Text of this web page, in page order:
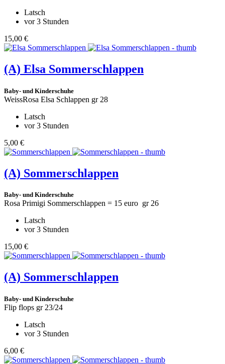
Latsch
vor 3 Stunden
15,00 €
(A) Elsa Sommerschlappen
Baby- und Kinderschuhe
WeissRosa Elsa Schlappen gr 28
Latsch
vor 3 Stunden
5,00 €
(A) Sommerschlappen
Baby- und Kinderschuhe
Rosa Primigi Sommerschlappen = 15 euro gr 26
Latsch
vor 3 Stunden
15,00 €
(A) Sommerschlappen
Baby- und Kinderschuhe
Flip flops gr 23/24
Latsch
vor 3 Stunden
6,00 €